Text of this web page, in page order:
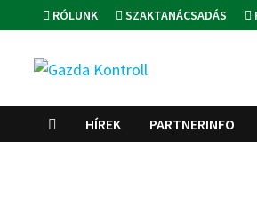
to
content
RÓLUNK SZAKTANÁCSADÁS
HÍREK PARTNERINFO